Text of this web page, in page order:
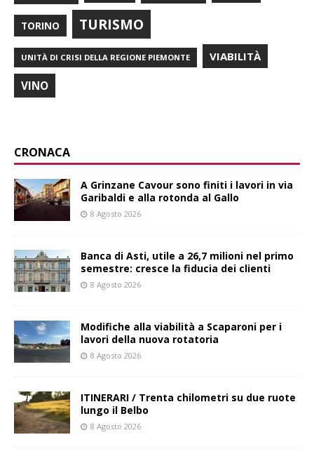
TORINO TURISMO
UNITÀ DI CRISI DELLA REGIONE PIEMONTE VIABILITÀ
VINO
CRONACA
A Grinzane Cavour sono finiti i lavori in via
Garibaldi e alla rotonda al Gallo
8 Agosto 2026
Banca di Asti, utile a 26,7 milioni nel primo
semestre: cresce la fiducia dei clienti
8 Agosto 2026
Modifiche alla viabilità a Scaparoni per i
lavori della nuova rotatoria
8 Agosto 2026
ITINERARI / Trenta chilometri su due ruote
lungo il Belbo
8 Agosto 2026